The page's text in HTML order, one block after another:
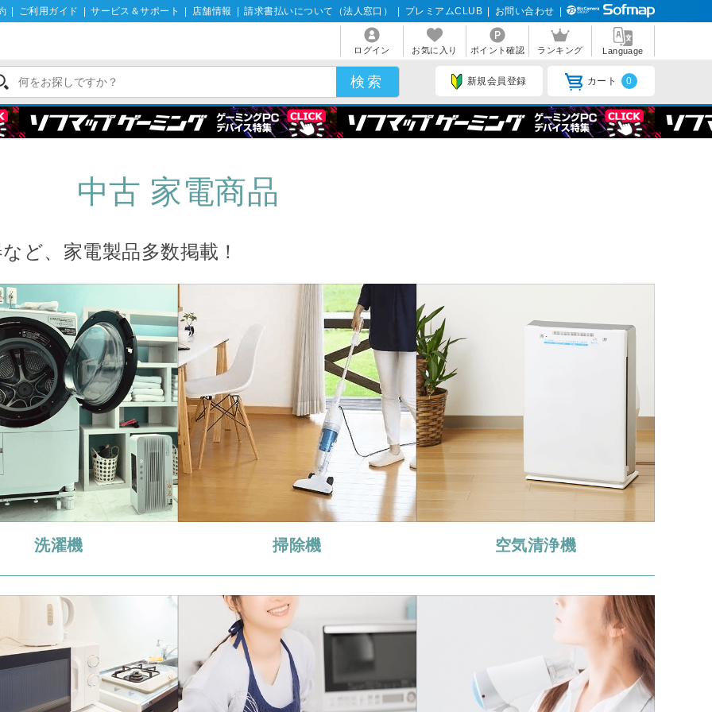
ご利用ガイド サービス＆サポート 店舗情報 請求書払いについて（法人窓口） プレミアムCLUB お問い合わせ
ログイン お気に入り ポイント確認 ランキング Language
新規会員登録 カート 0
中古 家電商品
ど、家電製品多数掲載！
洗濯機 掃除機 空気清浄機